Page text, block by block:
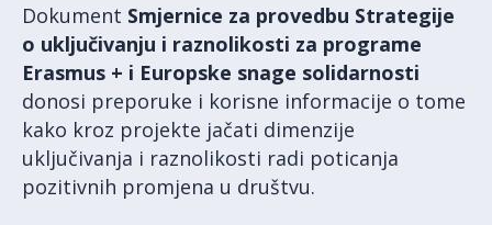
Dokument Smjernice za provedbu Strategije
o uključivanju i raznolikosti za programe
Erasmus + i Europske snage solidarnosti
donosi preporuke i korisne informacije o tome
kako kroz projekte jačati dimenzije
uključivanja i raznolikosti radi poticanja
pozitivnih promjena u društvu.